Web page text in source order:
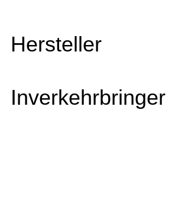
Hersteller
Inverkehrbringer